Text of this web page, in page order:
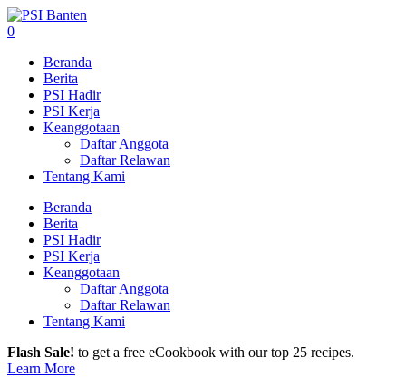
0
Beranda
Berita
PSI Hadir
PSI Kerja
Keanggotaan
Daftar Anggota
Daftar Relawan
Tentang Kami
Beranda
Berita
PSI Hadir
PSI Kerja
Keanggotaan
Daftar Anggota
Daftar Relawan
Tentang Kami
Flash Sale! to get a free eCookbook with our top 25 recipes.
Learn More